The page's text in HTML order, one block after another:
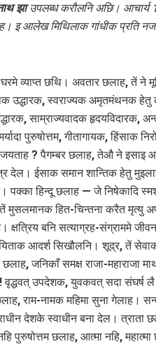
झाउपलब्ध करौलनि अछि। आचार्य
इ आलेख मिथिलाक गांधीक प्रति
व्याप्त छथि। अवतार छलाह, तें ने
उद्धारक, स्वराज्यक अमृतमंथनक हेतु
साम्राज्यवादक हृदयविदारक,
पुरुषोत्तम, गीतागायक,
? पैगम्बर छलाह, तेऔ ने इसाइ
देल। ईसाक समान शान्तिक हेतु
पक्का हिन्दू छलाह — जे निषेकादि
हित-चिन्तना करैत मृत्यु
क्षत्रिय बनि सत्याग्रह-संग्राममे
आदर्श सिखौलनि। शूद्र, तें
जनिकाँ समक्ष राजा-महाराजा
! वृद्धवत् उपदेशक, युवकवत् सदा
राम-नामक महिमा सुना गेलाह।
देशके स्वाधीन बना देल। त्राता
छलाह, आत्मा नहि, महात्मा